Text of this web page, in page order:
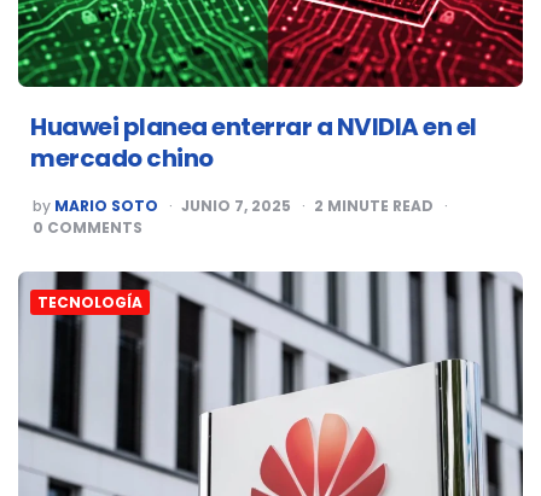
Huawei planea enterrar a NVIDIA en el
mercado chino
POSTED
BY
by MARIO SOTO JUNIO 7, 2025 2 MINUTE READ
0 COMMENTS
TECNOLOGÍA